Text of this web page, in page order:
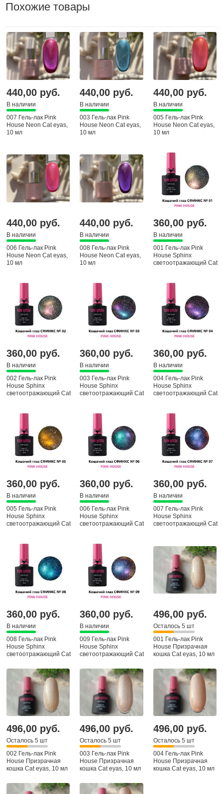
Похожие товары
440,00 руб.
В наличии
007 Гель-лак Pink
House Neon Cat eyas,
10 мл
440,00 руб.
В наличии
003 Гель-лак Pink
House Neon Cat eyas,
10 мл
440,00 руб.
В наличии
005 Гель-лак Pink
House Neon Cat eyas,
10 мл
440,00 руб.
В наличии
006 Гель-лак Pink
House Neon Cat eyas,
10 мл
440,00 руб.
В наличии
008 Гель-лак Pink
House Neon Cat eyas,
10 мл
360,00 руб.
В наличии
001 Гель-лак Pink
House Sphinx
светоотражающий Cat
360,00 руб.
В наличии
002 Гель-лак Pink
House Sphinx
светоотражающий Cat
360,00 руб.
В наличии
003 Гель-лак Pink
House Sphinx
светоотражающий Cat
360,00 руб.
В наличии
004 Гель-лак Pink
House Sphinx
светоотражающий Cat
360,00 руб.
В наличии
005 Гель-лак Pink
House Sphinx
светоотражающий Cat
360,00 руб.
В наличии
006 Гель-лак Pink
House Sphinx
светоотражающий Cat
360,00 руб.
В наличии
007 Гель-лак Pink
House Sphinx
светоотражающий Cat
360,00 руб.
В наличии
008 Гель-лак Pink
House Sphinx
светоотражающий Cat
360,00 руб.
В наличии
009 Гель-лак Pink
House Sphinx
светоотражающий Cat
496,00 руб.
Осталось 5 шт
001 Гель-лак Pink
House Призрачная
кошка Cat eyas, 10 мл
496,00 руб.
Осталось 5 шт
002 Гель-лак Pink
House Призрачная
кошка Cat eyas, 10 мл
496,00 руб.
Осталось 5 шт
003 Гель-лак Pink
House Призрачная
кошка Cat eyas, 10 мл
496,00 руб.
Осталось 5 шт
004 Гель-лак Pink
House Призрачная
кошка Cat eyas, 10 мл